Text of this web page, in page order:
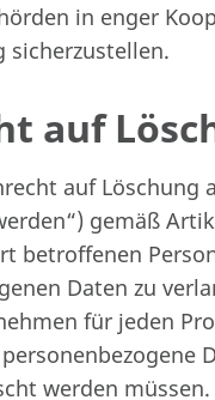
in enger
sicherzustellen.
auf
auf Löschung
gemäß
betroffenen
Daten zu
für jeden
werden